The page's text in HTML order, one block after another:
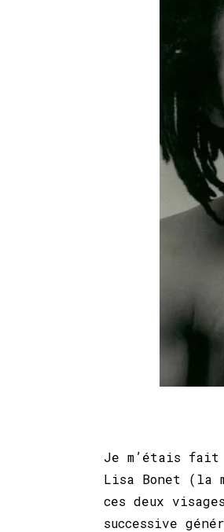
Je m’étais fait
Lisa Bonet (la
ces deux
successive